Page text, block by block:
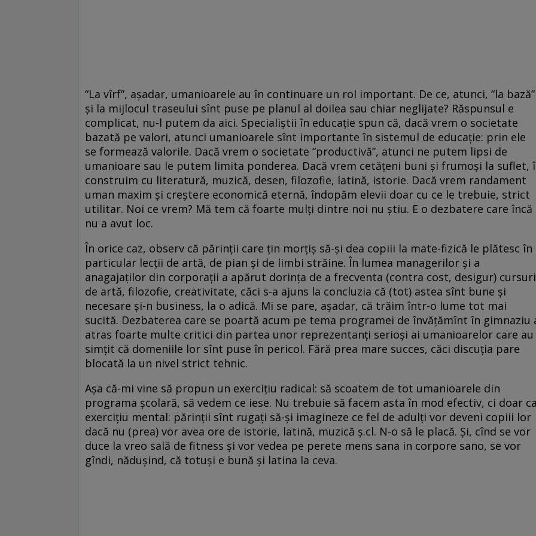
“La vîrf”, aşadar, umanioarele au în continuare un rol important. De ce, atunci, “la bază”
şi la mijlocul traseului sînt puse pe planul al doilea sau chiar neglijate? Răspunsul e
complicat, nu-l putem da aici. Specialiştii în educaţie spun că, dacă vrem o societate
bazată pe valori, atunci umanioarele sînt importante în sistemul de educaţie: prin ele
se formează valorile. Dacă vrem o societate “productivă”, atunci ne putem lipsi de
umanioare sau le putem limita ponderea. Dacă vrem cetăţeni buni şi frumoşi la suflet,
construim cu literatură, muzică, desen, filozofie, latină, istorie. Dacă vrem randament
uman maxim şi creştere economică eternă, îndopăm elevii doar cu ce le trebuie, strict
utilitar. Noi ce vrem? Mă tem că foarte mulţi dintre noi nu ştiu. E o dezbatere care încă
nu a avut loc.
În orice caz, observ că părinţii care ţin morţiş să-şi dea copiii la mate-fizică le plătesc în
particular lecţii de artă, de pian şi de limbi străine. În lumea managerilor şi a
anagajaţilor din corporaţii a apărut dorinţa de a frecventa (contra cost, desigur) cursuri
de artă, filozofie, creativitate, căci s-a ajuns la concluzia că (tot) astea sînt bune şi
necesare şi-n business, la o adică. Mi se pare, aşadar, că trăim într-o lume tot mai
sucită. Dezbaterea care se poartă acum pe tema programei de învăţămînt în gimnaziu
atras foarte multe critici din partea unor reprezentanţi serioşi ai umanioarelor care au
simţit că domeniile lor sînt puse în pericol. Fără prea mare succes, căci discuţia pare
blocată la un nivel strict tehnic.
Aşa că-mi vine să propun un exerciţiu radical: să scoatem de tot umanioarele din
programa şcolară, să vedem ce iese. Nu trebuie să facem asta în mod efectiv, ci doar
exerciţiu mental: părinţii sînt rugaţi să-şi imagineze ce fel de adulţi vor deveni copiii lor
dacă nu (prea) vor avea ore de istorie, latină, muzică ş.cl. N-o să le placă. Şi, cînd se vor
duce la vreo sală de fitness şi vor vedea pe perete mens sana in corpore sano, se vor
gîndi, năduşind, că totuşi e bună şi latina la ceva.